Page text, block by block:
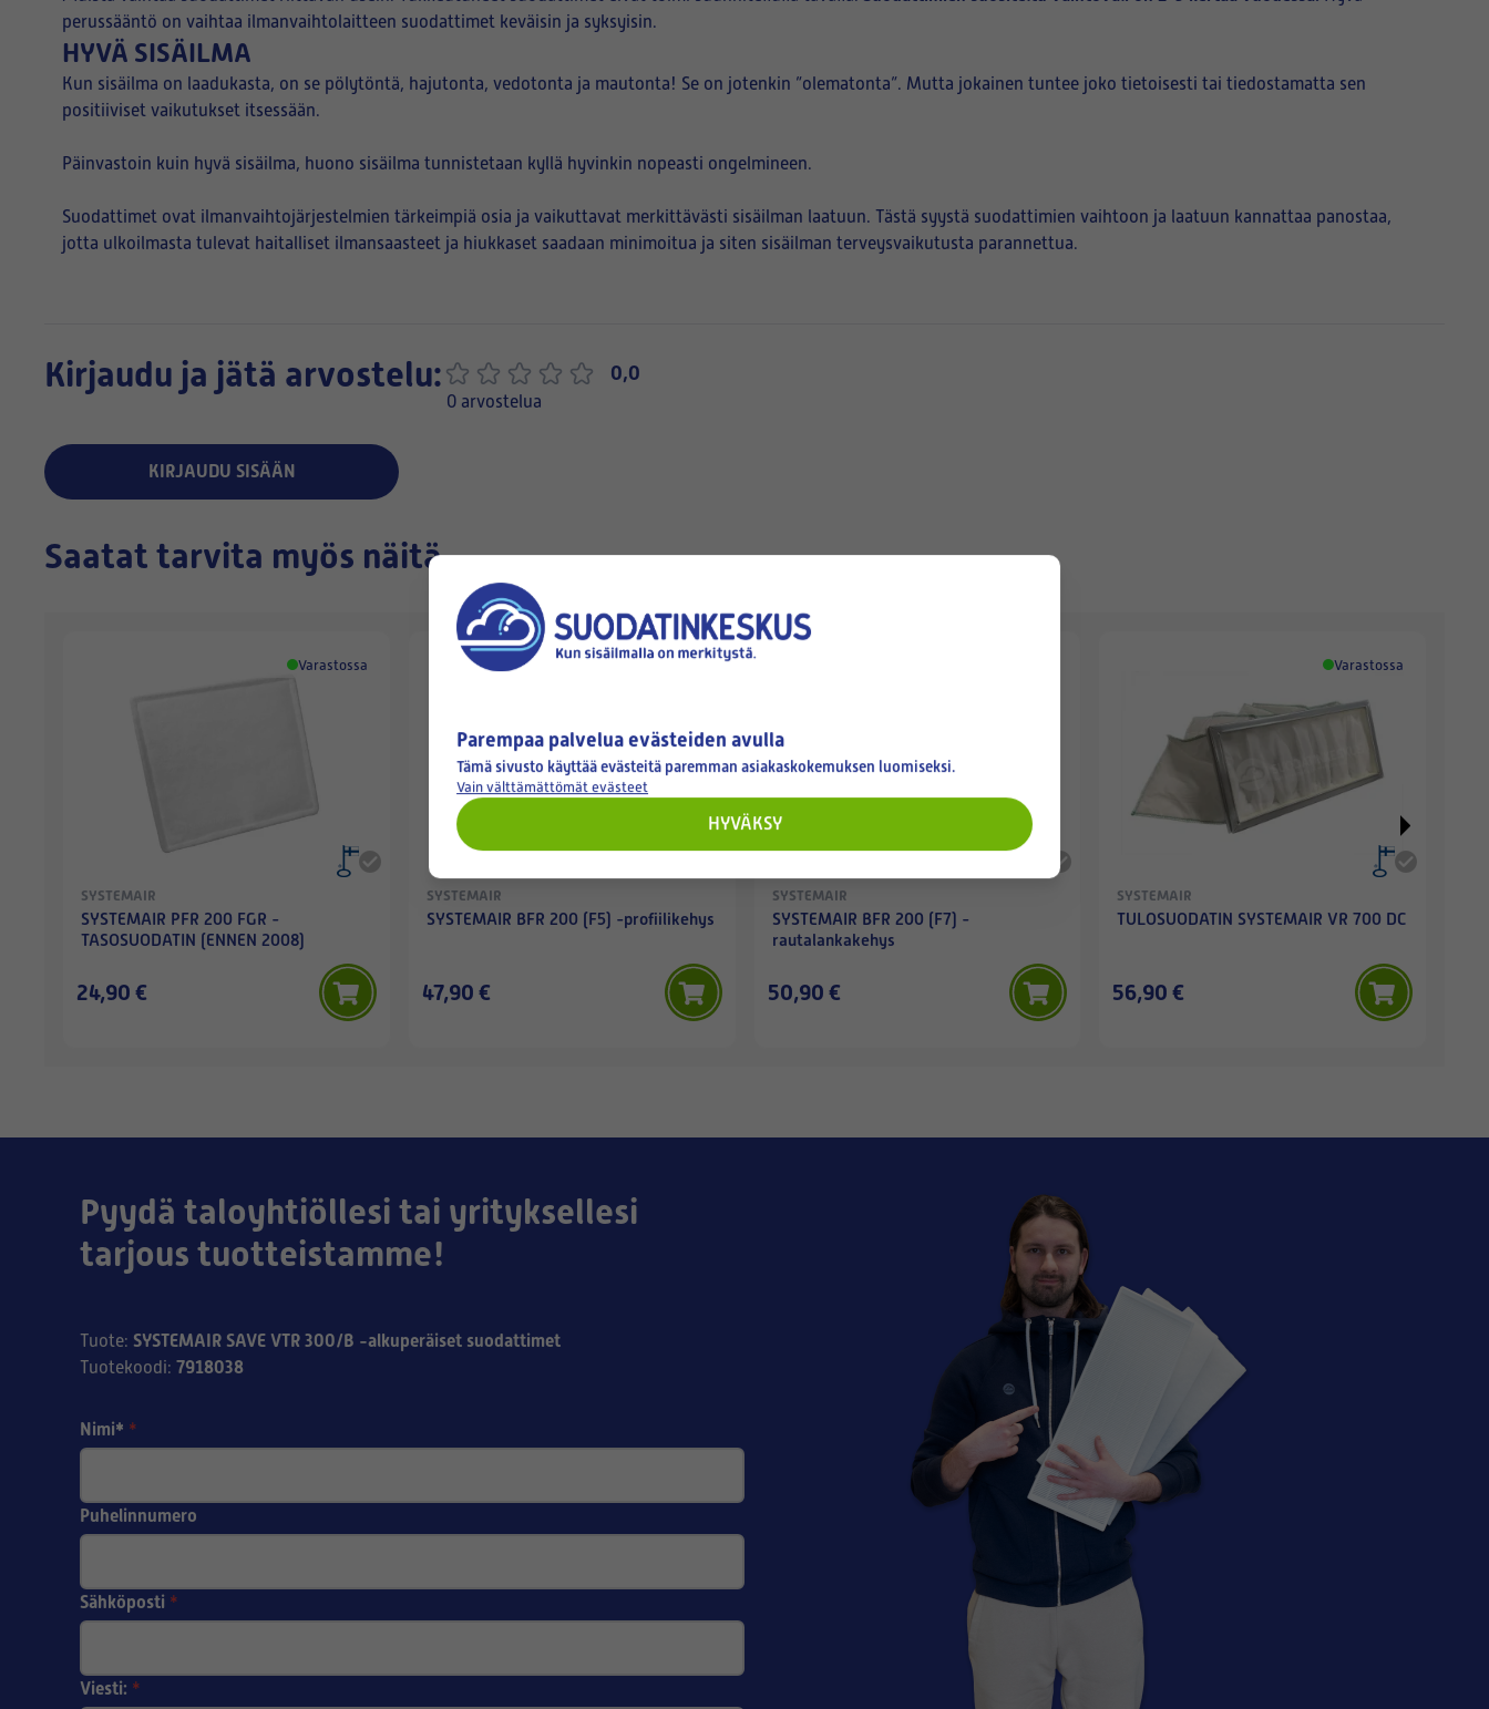
perussääntö on vaihtaa ilmanvaihtolaitteen suodattimet keväisin ja syksyisin.
HYVÄ SISÄILMA
Kun sisäilma on laadukasta, on se pölytöntä, hajutonta, vedotonta ja mautonta! Se on jotenkin ”olematonta”. Mutta jokainen tuntee joko tietoisesti tai tiedostamatta sen
positiiviset vaikutukset itsessään.
Päinvastoin kuin hyvä sisäilma, huono sisäilma tunnistetaan kyllä hyvinkin nopeasti ongelmineen.
Suodattimet ovat ilmanvaihtojärjestelmien tärkeimpiä osia ja vaikuttavat merkittävästi sisäilman laatuun. Tästä syystä suodattimien vaihtoon ja laatuun kannattaa panostaa,
jotta ulkoilmasta tulevat haitalliset ilmansaasteet ja hiukkaset saadaan minimoitua ja siten sisäilman terveysvaikutusta parannettua.
Kirjaudu ja jätä arvostelu: 0,0
0 arvostelua
KIRJAUDU SISÄÄN
Saatat tarvita myös näitä
Varastossa
SYSTEMAIR
SYSTEMAIR PFR 200 FGR -
TASOSUODATIN (ENNEN 2008)
24,90 €
SYSTEMAIR
SYSTEMAIR BFR 200 (F5) -profiilikehys
47,90 €
SYSTEMAIR
SYSTEMAIR BFR 200 (F7) -
rautalankakehys
50,90 €
Varastossa
SYSTEMAIR
TULOSUODATIN SYSTEMAIR VR 700 DC
56,90 €
Pyydä taloyhtiöllesi tai yrityksellesi
tarjous tuotteistamme!
Tuote: SYSTEMAIR SAVE VTR 300/B -alkuperäiset suodattimet
Tuotekoodi: 7918038
Nimi* *
Puhelinnumero
Sähköposti *
Viesti: *
Parempaa palvelua evästeiden avulla
Tämä sivusto käyttää evästeitä paremman asiakaskokemuksen luomiseksi.
Vain välttämättömät evästeet
HYVÄKSY